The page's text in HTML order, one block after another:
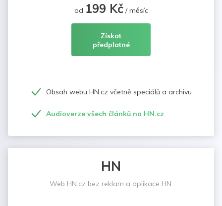
od 199 Kč/ měsíc
Získat
předplatné
Obsah webu HN.cz včetně speciálů a archivu
Audioverze všech článků na HN.cz
HN
Web HN.cz bez reklam a aplikace HN.